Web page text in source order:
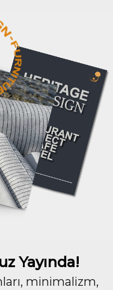
Yayında!
minimalizm,